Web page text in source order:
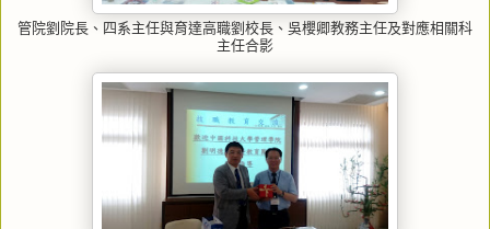
管院劉院長、四系主任與育達高職劉校長、吳櫻卿教務主任及對應相關科
主任合影